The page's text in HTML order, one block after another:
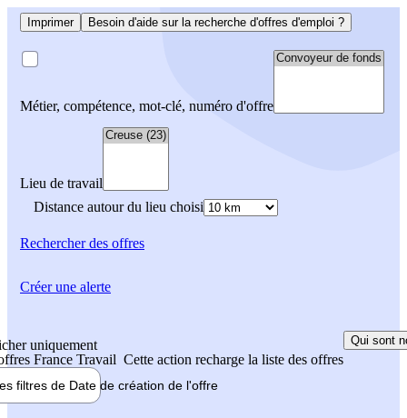
Imprimer Besoin d'aide sur la recherche d'offres d'emploi ?
Métier, compétence, mot-clé, numéro d'offre
Lieu de travail
Distance autour du lieu choisi
Rechercherdes offres
uniquement
France Travail Cette action recharge la liste des offres
Qui sont
filtres de Date de création de l'offre
Créer une alerte